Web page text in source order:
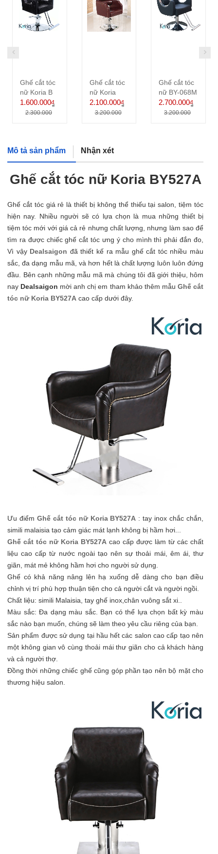
Ghế cắt tóc
nữ Koria B
1.600.000đ
2.300.000
đ
Ghế cắt tóc
nữ Koria
BY520S
2.100.000đ
3.200.000
đ
Ghế cắt tóc
nữ BY-068M
2.700.000đ
3.200.000
đ
Mô tả sản phẩm Nhận xét
Ghế cắt tóc nữ Koria BY527A
Ghế cắt tóc giá rẻ là thiết bị không thể thiếu tại salon, tiệm tóc
hiện nay. Nhiều người sẽ có lựa chọn là mua những thiết bị
tiệm tóc mới với giá cả rẻ nhưng chất lượng, nhưng làm sao để
tìm ra được chiếc ghế cắt tóc ưng ý cho mình thì phải đắn đo,
Vì vậy Dealsaigon đã thiết kế ra mẫu ghế cắt tóc nhiều màu
sắc, đa dạng mẫu mã, và hơn hết là chất lượng luôn luôn đứng
đầu. Bên cạnh những mẫu mã mà chúng tôi đã giới thiệu, hôm
nay Dealsaigon mời anh chị em tham khảo thêm mẫu Ghế cắt
tóc nữ Koria BY527A cao cấp dưới đây.
Ưu điểm Ghế cắt tóc nữ Koria BY527A : tay inox chắc chắn,
simili malaisia tạo cảm giác mát lạnh không bị hầm hơi...
Ghế cắt tóc nữ Koria BY527A cao cấp được làm từ các chất
liệu cao cấp từ nước ngoài tạo nên sự thoải mái, êm ái, thư
giãn, mát mẻ không hầm hơi cho người sử dụng.
Ghế có khả năng nâng lên hạ xuống dễ dàng cho bạn điều
chỉnh vị trí phù hợp thuận tiện cho cả người cắt và người ngồi.
Chất liệu: simili Malaisia, tay ghế inox,chân vuông sắt xi..
Màu sắc: Đa dạng màu sắc. Bạn có thể lựa chọn bất kỳ màu
sắc nào bạn muốn, chúng sẽ làm theo yêu cầu riêng của bạn.
Sản phẩm được sử dụng tại hầu hết các salon cao cấp tạo nên
một không gian vô cùng thoải mái thư giãn cho cả khách hàng
và cả người thợ.
Đồng thời những chiếc ghế cũng góp phần tạo nên bộ mặt cho
thương hiệu salon.